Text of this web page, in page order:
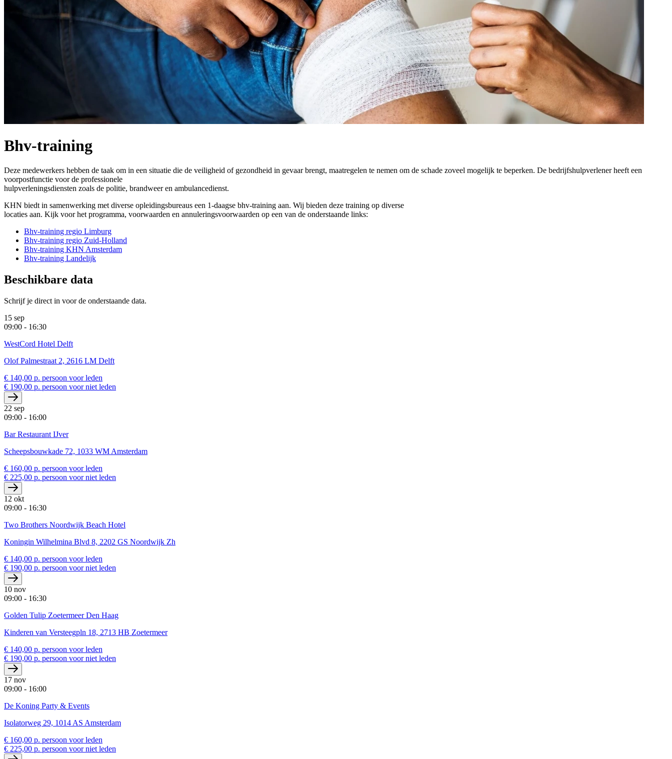
Bhv-training
Deze medewerkers hebben de taak om in een situatie die de veiligheid of gezondheid in gevaar brengt, maatregelen te nemen om de schade zoveel mogelijk te beperken. De bedrijfshulpverlener heeft een
voorpostfunctie voor de professionele
hulpverleningsdiensten zoals de politie, brandweer en ambulancedienst.
KHN biedt in samenwerking met diverse opleidingsbureaus een 1-daagse bhv-training aan. Wij bieden deze training op diverse
locaties aan. Kijk voor het programma, voorwaarden en annuleringsvoorwaarden op een van de onderstaande links:
Bhv-training regio Limburg
Bhv-training regio Zuid-Holland
Bhv-training KHN Amsterdam
Bhv-training Landelijk
Beschikbare data
Schrijf je direct in voor de onderstaande data.
15 sep
09:00 - 16:30
WestCord Hotel Delft
Olof Palmestraat 2, 2616 LM Delft
€ 140,00 p. persoon voor leden
€ 190,00 p. persoon voor niet leden
22 sep
09:00 - 16:00
Bar Restaurant IJver
Scheepsbouwkade 72, 1033 WM Amsterdam
€ 160,00 p. persoon voor leden
€ 225,00 p. persoon voor niet leden
12 okt
09:00 - 16:30
Two Brothers Noordwijk Beach Hotel
Koningin Wilhelmina Blvd 8, 2202 GS Noordwijk Zh
€ 140,00 p. persoon voor leden
€ 190,00 p. persoon voor niet leden
10 nov
09:00 - 16:30
Golden Tulip Zoetermeer Den Haag
Kinderen van Versteegpln 18, 2713 HB Zoetermeer
€ 140,00 p. persoon voor leden
€ 190,00 p. persoon voor niet leden
17 nov
09:00 - 16:00
De Koning Party & Events
Isolatorweg 29, 1014 AS Amsterdam
€ 160,00 p. persoon voor leden
€ 225,00 p. persoon voor niet leden